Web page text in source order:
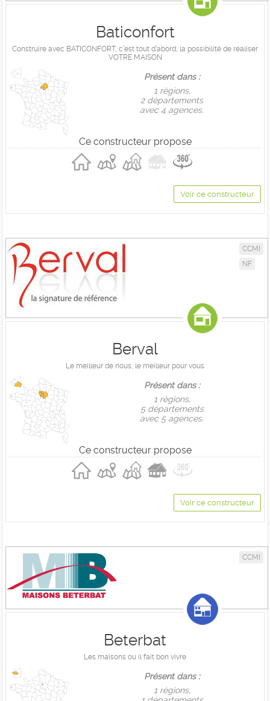
Baticonfort
Construire avec BATICONFORT, c’est tout d’abord, la possibilité de réaliser
VOTRE MAISON
Présent dans :
1 règions,
2 départements
avec 4 agences.
Ce constructeur propose
Voir ce constructeur
CCMI
NF
Berval
Le meilleur de nous, le meilleur pour vous
Présent dans :
1 règions,
5 départements
avec 5 agences.
Ce constructeur propose
Voir ce constructeur
CCMI
Beterbat
Les maisons ou il fait bon vivre
Présent dans :
1 règions,